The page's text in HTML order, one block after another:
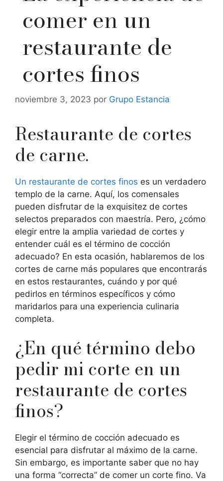
comer en un
restaurante de
cortes finos
noviembre 3, 2023 por Grupo Estancia
Restaurante de cortes
de carne.
Un restaurante de cortes finos es un verdadero
templo de la carne. Aquí, los comensales
pueden disfrutar de la exquisitez de cortes
selectos preparados con maestría. Pero, ¿cómo
elegir entre la amplia variedad de cortes y
entender cuál es el término de cocción
adecuado? En esta ocasión, hablaremos de los
cortes de carne más populares que encontrarás
en estos restaurantes, cuándo y por qué
pedirlos en términos específicos y cómo
maridarlos para una experiencia culinaria
completa.
¿En qué término debo
pedir mi corte en un
restaurante de cortes
finos?
Elegir el término de cocción adecuado es
esencial para disfrutar al máximo de la carne.
Sin embargo, es importante saber que no hay
una forma “correcta” de comer un corte fino. Va